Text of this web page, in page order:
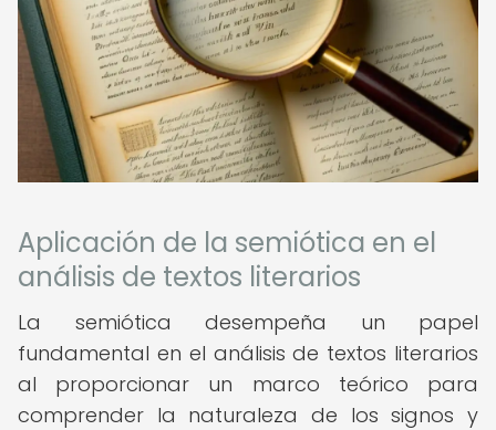
Aplicación de la semiótica en el
análisis de textos literarios
La semiótica desempeña un papel
fundamental en el análisis de textos literarios
al proporcionar un marco teórico para
comprender la naturaleza de los signos y